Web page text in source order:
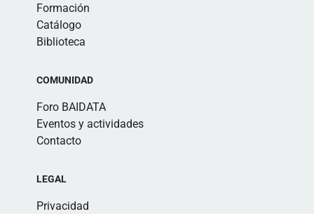
Formación
Catálogo
Biblioteca
COMUNIDAD
Foro BAIDATA
Eventos y actividades
Contacto
LEGAL
Privacidad